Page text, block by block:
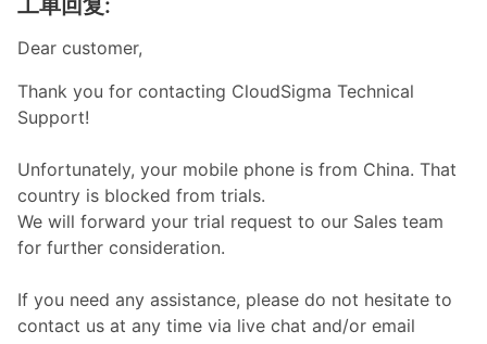
工单回复:
Dear customer,
Thank you for contacting CloudSigma Technical
Support!
Unfortunately, your mobile phone is from China. That
country is blocked from trials.
We will forward your trial request to our Sales team
for further consideration.
If you need any assistance, please do not hesitate to
contact us at any time via live chat and/or email